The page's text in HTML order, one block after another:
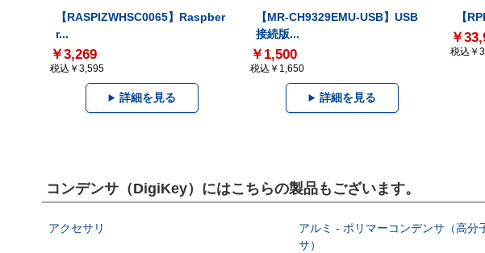
【RASPIZWHSC0065】Raspber
r...
￥3,269
税込￥3,595
詳細を見る
【MR-CH9329EMU-USB】USB
接続版...
￥1,500
税込￥1,650
詳細を見る
【
￥
税込￥
コンデンサ（DigiKey）にはこちらの製品もございます。
アクセサリ
アルミ - ポリマーコンデンサ（高分
サ）